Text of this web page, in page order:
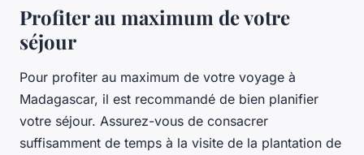
Profiter au maximum de votre
séjour
Pour profiter au maximum de votre voyage à
Madagascar, il est recommandé de bien planifier
votre séjour. Assurez-vous de consacrer
suffisamment de temps à la visite de la plantation de